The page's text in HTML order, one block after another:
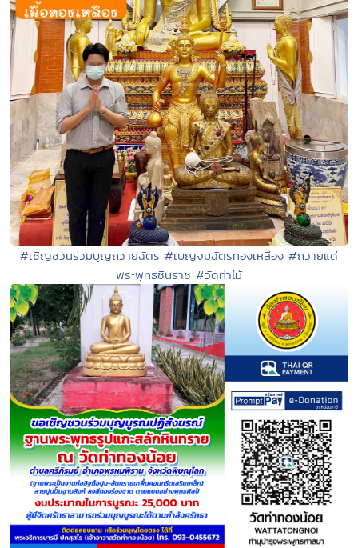
#เชิญชวนร่วมบุญถวายฉัตร #เบญจมฉัตรทองเหลือง #ถวายแด่
พระพุทธชินราช #วัดท่าไม้